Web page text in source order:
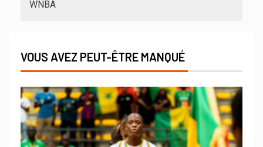
WNBA
VOUS AVEZ PEUT-ÊTRE MANQUÉ